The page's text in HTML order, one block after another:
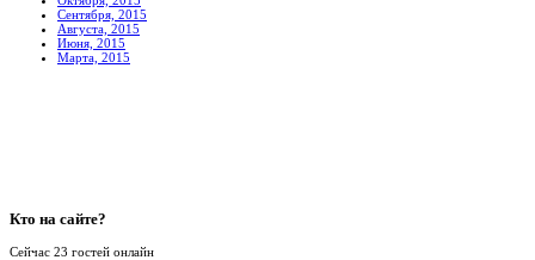
Сентября, 2015
Августа, 2015
Июня, 2015
Марта, 2015
Кто на сайте?
Сейчас 23 гостей онлайн